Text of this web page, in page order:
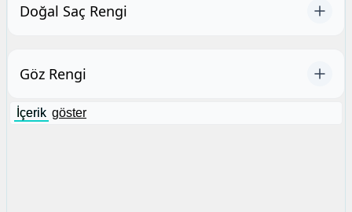
Doğal Saç Rengi
Göz Rengi
İçerik göster